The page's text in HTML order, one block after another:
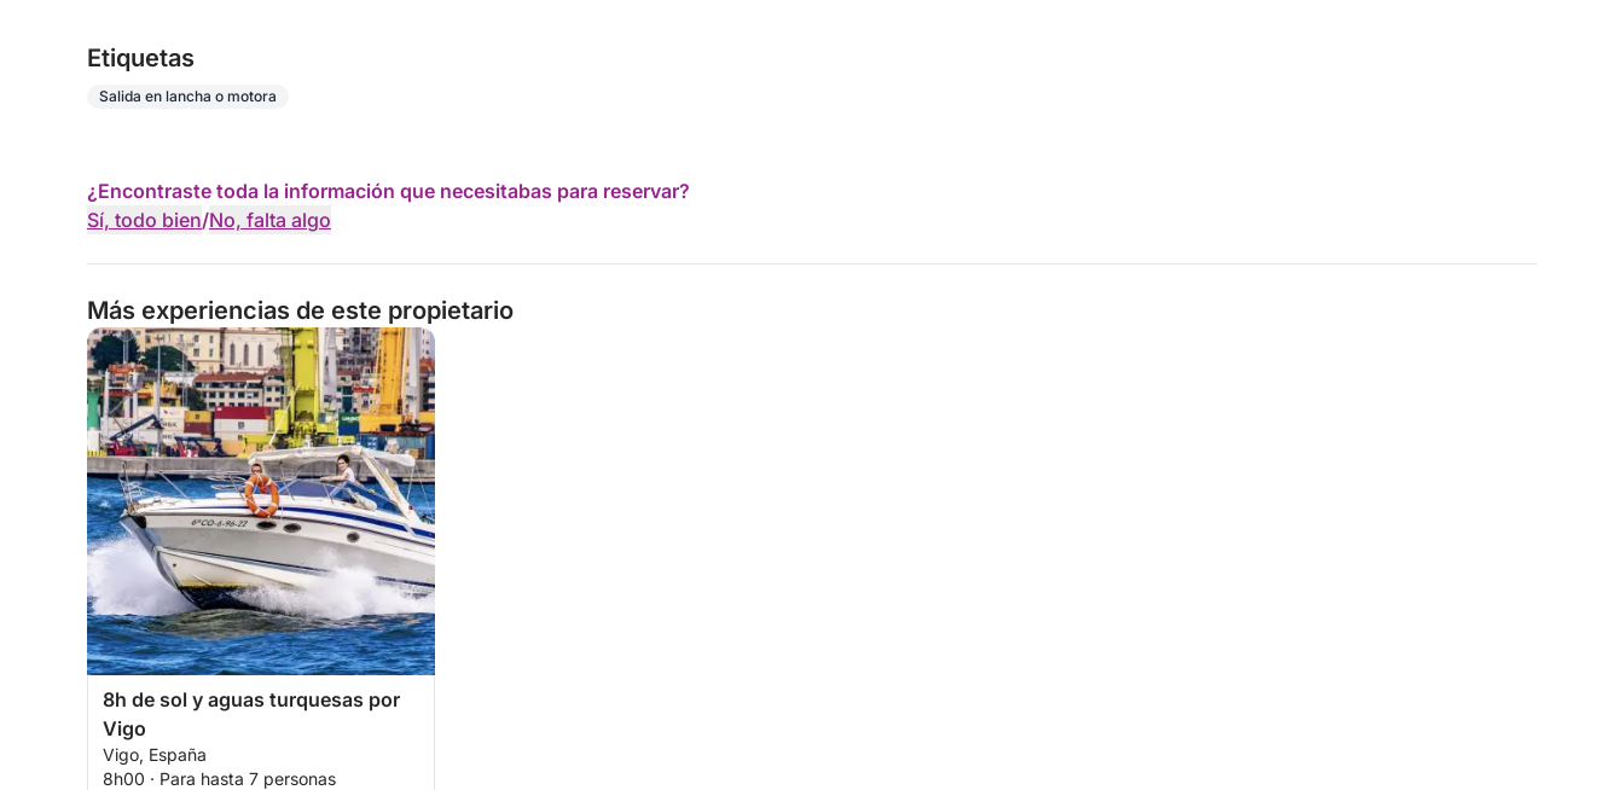
Etiquetas
Salida en lancha o motora
¿Encontraste toda la información que necesitabas para reservar?
Sí, todo bien/No, falta algo
Más experiencias de este propietario
8h de sol y aguas turquesas por
Vigo
Vigo, España
8h00 · Para hasta 7 personas